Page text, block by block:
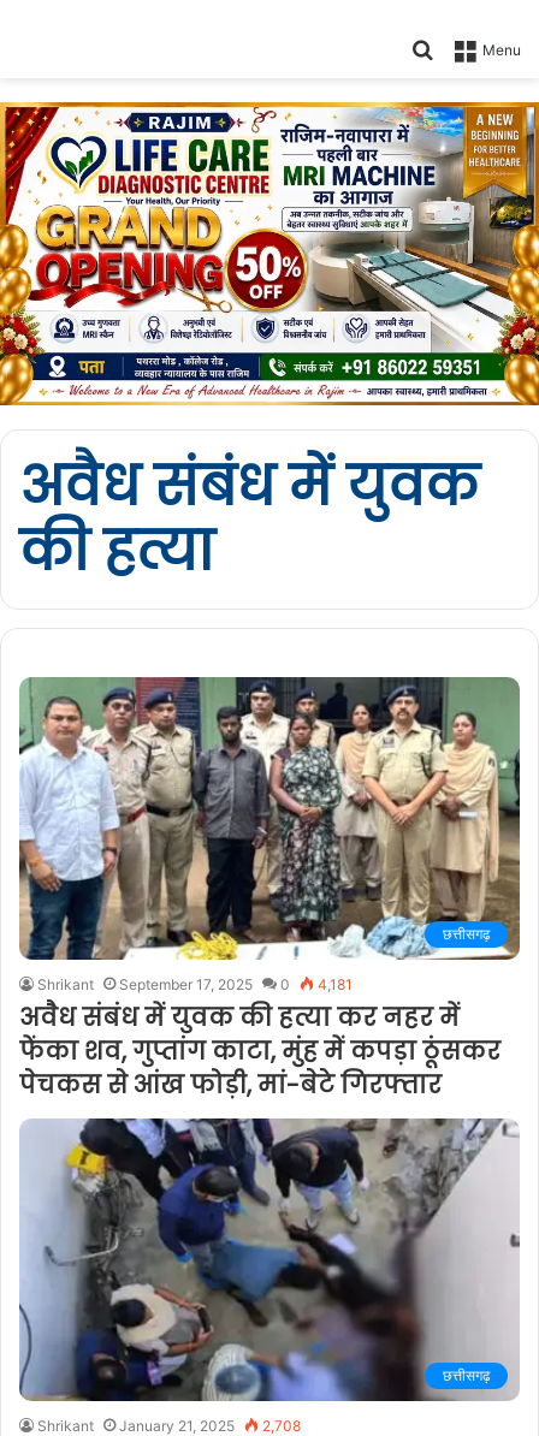
Menu
Search
अवैध संबंध में युवक
की हत्या
छत्तीसगढ़
Shrikant September 17, 2025 0 4,181
अवैध संबंध में युवक की हत्या कर नहर में
फेंका शव, गुप्तांग काटा, मुंह में कपड़ा ठूंसकर
पेचकस से आंख फोड़ी, मां-बेटे गिरफ्तार
छत्तीसगढ़
Shrikant January 21, 2025 2,708